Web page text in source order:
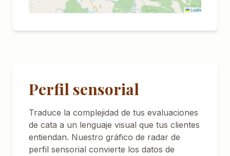
Perfil sensorial
Traduce la complejidad de tus evaluaciones
de cata a un lenguaje visual que tus clientes
entiendan. Nuestro gráfico de radar de
perfil sensorial convierte los datos de